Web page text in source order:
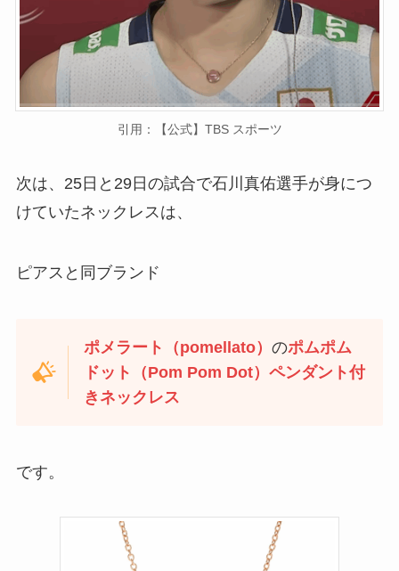
引用：【公式】TBS スポーツ
次は、25日と29日の試合で石川真佑選手が身につ
けていたネックレスは、
ピアスと同ブランド
ポメラート（pomellato）のポムポム
ドット（Pom Pom Dot）ペンダント付
きネックレス
です。